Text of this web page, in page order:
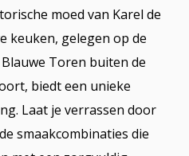
moed van Karel de
keuken, gelegen op de
Toren buiten de
biedt een unieke
Laat je verrassen door
smaakcombinaties die